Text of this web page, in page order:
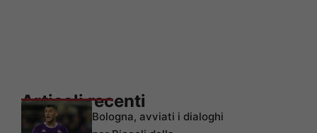
Articoli recenti
Bologna, avviati i dialoghi